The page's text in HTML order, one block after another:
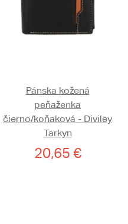
Pánska kožená
peňaženka
čierno/koňaková - Diviley
Tarkyn
20,65 €